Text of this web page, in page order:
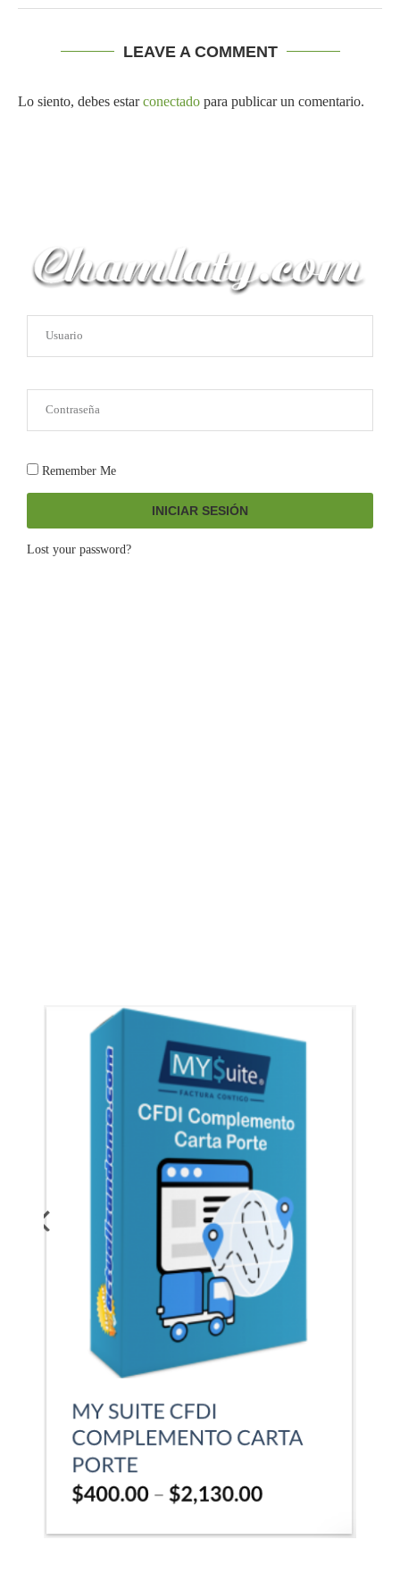
LEAVE A COMMENT
Lo siento, debes estarconectado para publicar un comentario.
Remember Me
INICIAR SESIÓN
Lost your password?